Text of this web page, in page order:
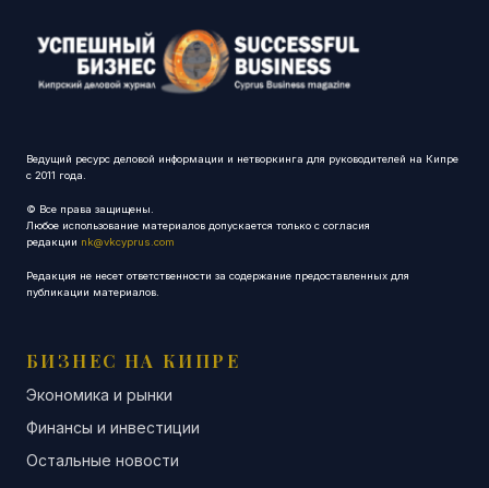
Ведущий ресурс деловой информации и нетворкинга для руководителей на Кипре
с 2011 года.
© Все права защищены.
Любое использование материалов допускается только с согласия
редакции nk@vkcyprus.com
Редакция не несет ответственности за содержание предоставленных для
публикации материалов.
БИЗНЕС НА КИПРЕ
Экономика и рынки
Финансы и инвестиции
Остальные новости